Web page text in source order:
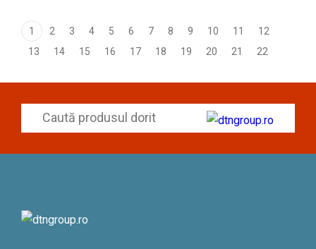
1 2 3 4 5 6 7 8 9 10 11
12
13
14 15 16 17 18 19 20 21 22